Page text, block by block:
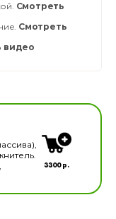
Смотреть
Смотреть
видео
3300 р.